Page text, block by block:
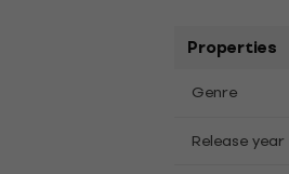
Properties
Genre
Release year